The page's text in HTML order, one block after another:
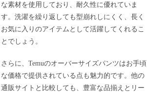
な素材を使用しており、耐久性に優れていま
す。洗濯を繰り返しても型崩れしにくく、長く
お気に入りのアイテムとして活躍してくれるこ
とでしょう。
さらに、Temuのオーバーサイズパンツはお手頃
な価格で提供されている点も魅力的です。他の
通販サイトと比較しても、豊富な品揃えとリー